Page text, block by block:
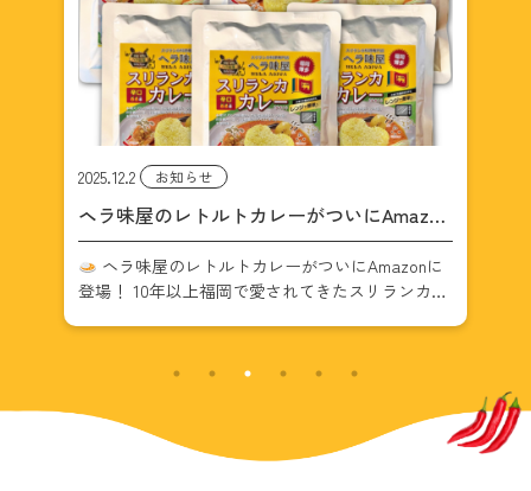
2025.12.2 お知らせ
ヘラ味屋のレトルトカレーがついにAmazon
に登場！
ヘラ味屋のレトルトカレーがついにAmazonに
登場！ 10年以上福岡で愛されてきたスリランカ料
ようになりました。 お店その […]